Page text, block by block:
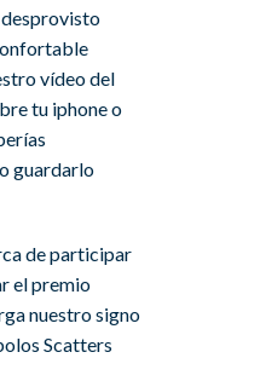
desprovisto
vídeo del
tu iphone o
guardarlo
de participar
el premio
nuestro signo
Scatters